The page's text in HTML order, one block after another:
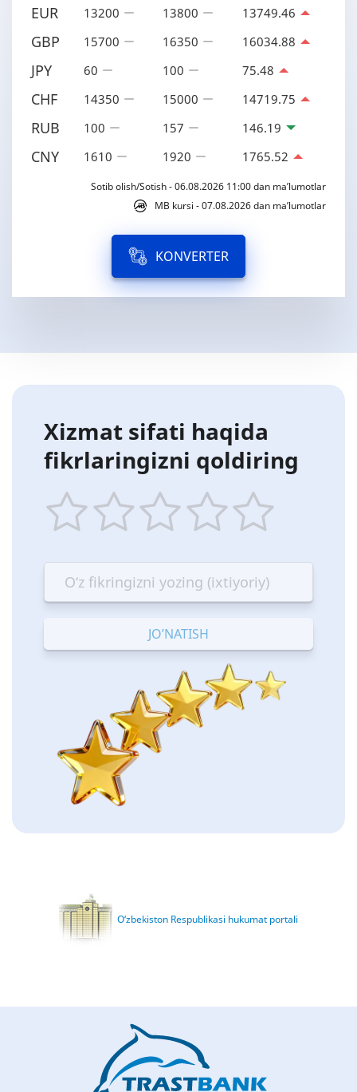
EUR 13200 13800 13749.46
GBP 15700 16350 16034.88
JPY 60 100 75.48
CHF 14350 15000 14719.75
RUB 100 157 146.19
CNY 1610 1920 1765.52
Sotib olish/Sotish - 06.08.2026 11:00 dan ma’lumotlar
MB kursi - 07.08.2026 dan ma’lumotlar
KONVERTER
Xizmat sifati haqida
fikrlaringizni qoldiring
star
Terrible
stars
—
Bad
stars
—
OK
stars
—
Good
stars
—
Excellent
O‘zbekiston Respublikasi hukumat portali